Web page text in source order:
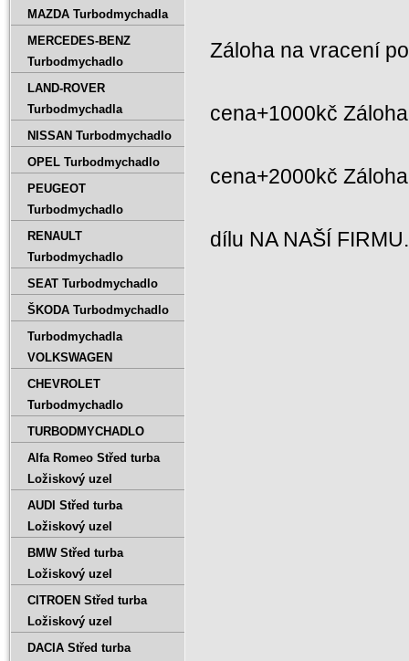
Záloha na vracení
cena+1000kč
cena+2000kč
dílu NA NAŠÍ
MAZDA Turbodmychadla
MERCEDES-BENZ
Turbodmychadlo
LAND-ROVER
Turbodmychadla
NISSAN Turbodmychadlo
OPEL Turbodmychadlo
PEUGEOT
Turbodmychadlo
RENAULT
Turbodmychadlo
SEAT Turbodmychadlo
ŠKODA Turbodmychadlo
Turbodmychadla
VOLKSWAGEN
CHEVROLET
Turbodmychadlo
TURBODMYCHADLO
Alfa Romeo Střed turba
Ložiskový uzel
AUDI Střed turba
Ložiskový uzel
BMW Střed turba
Ložiskový uzel
CITROEN Střed turba
Ložiskový uzel
DACIA Střed turba